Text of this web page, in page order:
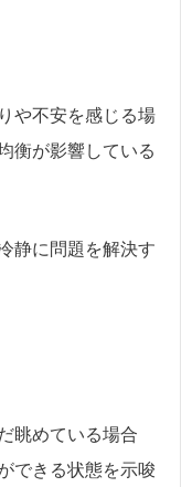
や不安を感じる場
衡が影響している
静に問題を解決す
眺めている場合
できる状態を示唆